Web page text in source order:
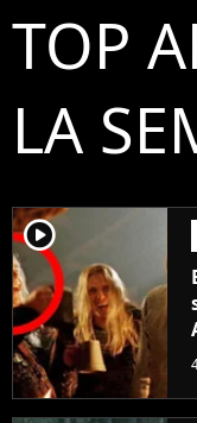
TOP
LA
player2